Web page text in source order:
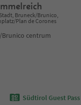
Bruneck/Brunico,
Plan de Corones
Brunico centrum
Südtirol Guest Pass